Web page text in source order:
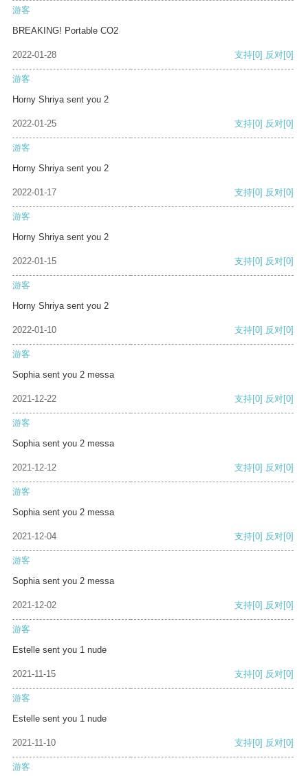
游客
BREAKING! Portable CO2
2022-01-28 支持[0] 反对[0]
游客
Horny Shriya sent you 2
2022-01-25 支持[0] 反对[0]
游客
Horny Shriya sent you 2
2022-01-17 支持[0] 反对[0]
游客
Horny Shriya sent you 2
2022-01-15 支持[0] 反对[0]
游客
Horny Shriya sent you 2
2022-01-10 支持[0] 反对[0]
游客
Sophia sent you 2 messa
2021-12-22 支持[0] 反对[0]
游客
Sophia sent you 2 messa
2021-12-12 支持[0] 反对[0]
游客
Sophia sent you 2 messa
2021-12-04 支持[0] 反对[0]
游客
Sophia sent you 2 messa
2021-12-02 支持[0] 反对[0]
游客
Estelle sent you 1 nude
2021-11-15 支持[0] 反对[0]
游客
Estelle sent you 1 nude
2021-11-10 支持[0] 反对[0]
游客